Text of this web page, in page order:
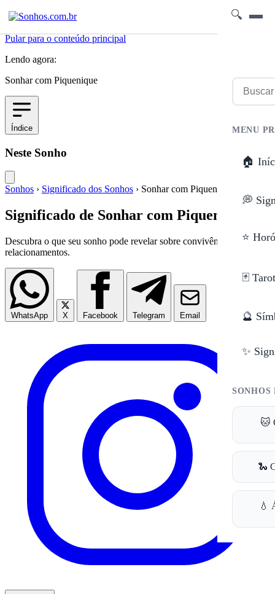
🔍
MENU
🏠
💭
⭐
🃏
🔮
✨
SONHOS
🐱
🐍
💧
Pular para o conteúdo principal
Lendo agora:
Sonhar com Piquenique
Índice
Neste Sonho
Sonhos › Significado dos Sonhos › Sonhar com Piquenique
Significado de Sonhar com Piquenique
Descubra o que seu sonho pode revelar sobre convivência e
relacionamentos.
WhatsApp X Facebook Telegram Email